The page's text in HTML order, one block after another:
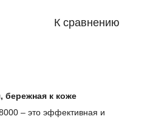
К сравнению
бережная к коже
– это эффективная и